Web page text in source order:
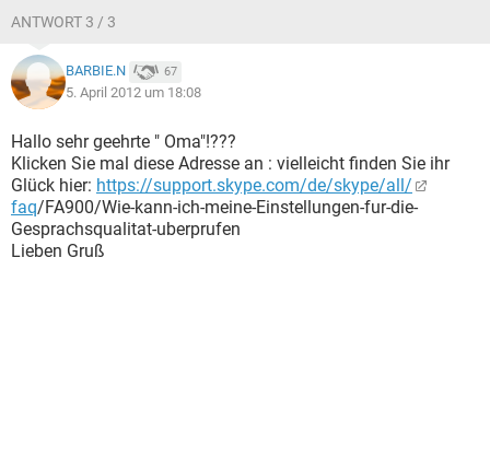
ANTWORT 3 / 3
BARBIE.N 67
5. April 2012 um 18:08
Hallo sehr geehrte " Oma"!???
Klicken Sie mal diese Adresse an : vielleicht finden Sie ihr
Glück hier: https://support.skype.com/de/skype/all/
faq/FA900/Wie-kann-ich-meine-Einstellungen-fur-die-
Gesprachsqualitat-uberprufen
Lieben Gruß